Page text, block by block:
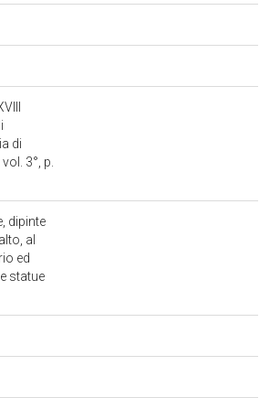
di
3°, p.
dipinte
al
ed
statue